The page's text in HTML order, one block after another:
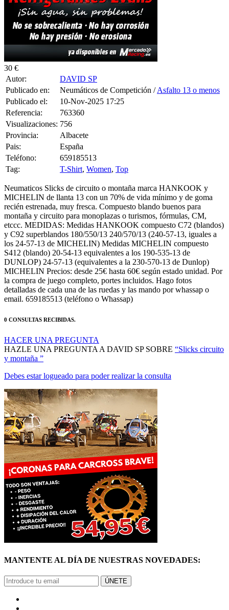
30 €
Autor:
Publicado en:
Neumáticos de Competición /
Publicado el:
10-Nov-2025 17:25
Referencia:
763360
Visualizaciones:
756
Provincia:
Albacete
Pais:
España
Teléfono:
659185513
Tag:
T-Shirt,Women
Neumaticos Slicks de circuito o montaña marca HANKOOK y
MICHELIN de llanta 13 con un 70% de vida mínimo y de goma
recién estrenada, muy fresca. Compuesto blando buenos para
montaña y circuito para monoplazas o turismos, fórmulas, CM,
etccc. MEDIDAS: Medidas HANKOOK compuesto C72 (blandos)
y C92 superblandos 180/550/13 240/570/13 (240-57-13, iguales a
los 24-57-13 de MICHELIN) Medidas MICHELIN compuesto
S412 (blando) 20-54-13 equivalentes a los 190-535-13 de
DUNLOP) 24-57-13 (equivalentes a la 230-570-13 de Dunlop)
MICHELIN Precios: desde 25€ hasta 60€ según estado unidad. Por
la compra de juego completo, portes incluidos. Hago fotos
detalladas de cada una de las ruedas y las mando por whassap o
email. 659185513 (teléfono o Whassap)
HAZLE UNA PREGUNTA A DAVID SP SOBRE
y montaña ”
Debes estar logueado para poder realizar la consulta